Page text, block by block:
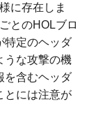
に存在しま
とのHOLブロ
特定のヘッダ
うな攻撃の機
を含むヘッダ
とには注意が